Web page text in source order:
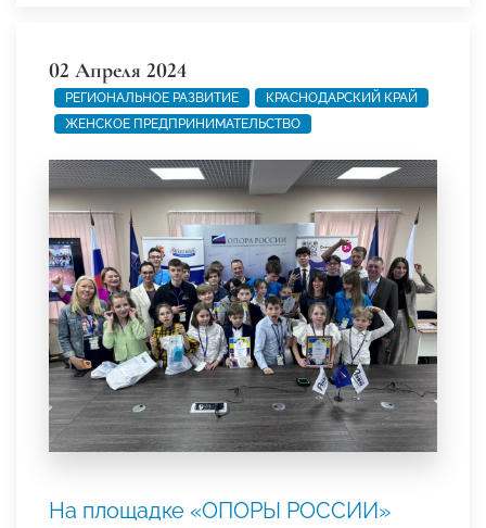
02 Апреля 2024
РЕГИОНАЛЬНОЕ РАЗВИТИЕ
КРАСНОДАРСКИЙ КРАЙ
ЖЕНСКОЕ ПРЕДПРИНИМАТЕЛЬСТВО
На площадке «ОПОРЫ РОССИИ»